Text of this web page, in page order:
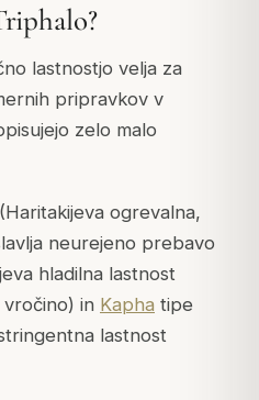
lastnostjo velja za
pripravkov v
zelo malo
ogrevalna,
neurejeno prebavo
hladilna lastnost
in Kapha tipe
lastnost